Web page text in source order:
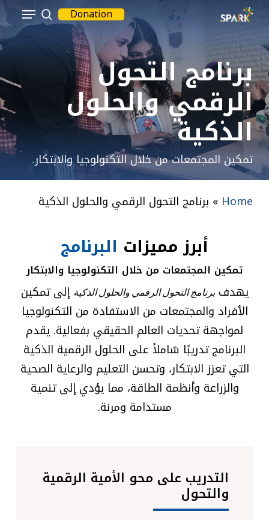
Skip
to
main
content
Donation
بحث
Menu
برنامج التحول
الرقمي والحلول
الذكية
تمكين المجتمعات من خلال التكنولوجيا والابتكار.
Home
» برنامج التحول الرقمي والحلول الذكية
أبرز مميزات البرنامج
تمكين المجتمعات من خلال التكنولوجيا والابتكار
يهدفبرنامج التحول الرقمي والحلول الذكية إلى تمكين
الأفراد والمجتمعات من الاستفادة من التكنولوجيا
لمواجهة تحديات العالم الحقيقي بفعالية. يقدم
البرنامج تدريبًا شاملاً على الحلول الرقمية الذكية
التي تعزز الابتكار، وتحسن التعليم والرعاية الصحية
والزراعة وأنظمة الطاقة، مما يؤدي إلى تنمية
مستدامة ومرنة.
التدريب على محو الأمية الرقمية
والتحول
Menu